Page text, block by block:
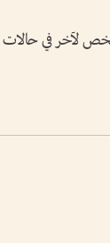
لآخر في حالات